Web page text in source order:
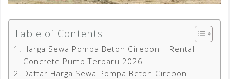
Table of Contents
Harga Sewa Pompa Beton Cirebon – Rental
Concrete Pump Terbaru 2026
Daftar Harga Sewa Pompa Beton Cirebon